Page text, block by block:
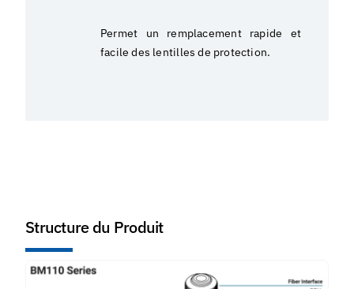
Permet un remplacement rapide et
facile des lentilles de protection.
Structure du Produit